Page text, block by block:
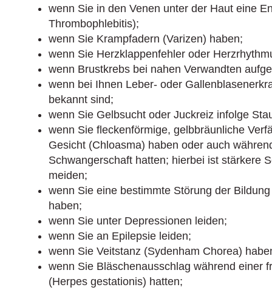
wenn Sie in den Venen unter der Haut eine
Thrombophlebitis);
wenn Sie Krampfadern (Varizen) haben;
wenn Sie Herzklappenfehler oder
wenn Brustkrebs bei nahen Verwandten
wenn bei Ihnen Leber- oder
bekannt sind;
wenn Sie Gelbsucht oder Juckreiz infolge
wenn Sie fleckenförmige, gelbbräunliche
Gesicht (Chloasma) haben oder auch
Schwangerschaft hatten; hierbei ist stärkere
meiden;
wenn Sie eine bestimmte Störung der
haben;
wenn Sie unter Depressionen leiden;
wenn Sie an Epilepsie leiden;
wenn Sie Veitstanz (Sydenham Chorea)
wenn Sie Bläschenausschlag während einer
(Herpes gestationis) hatten;